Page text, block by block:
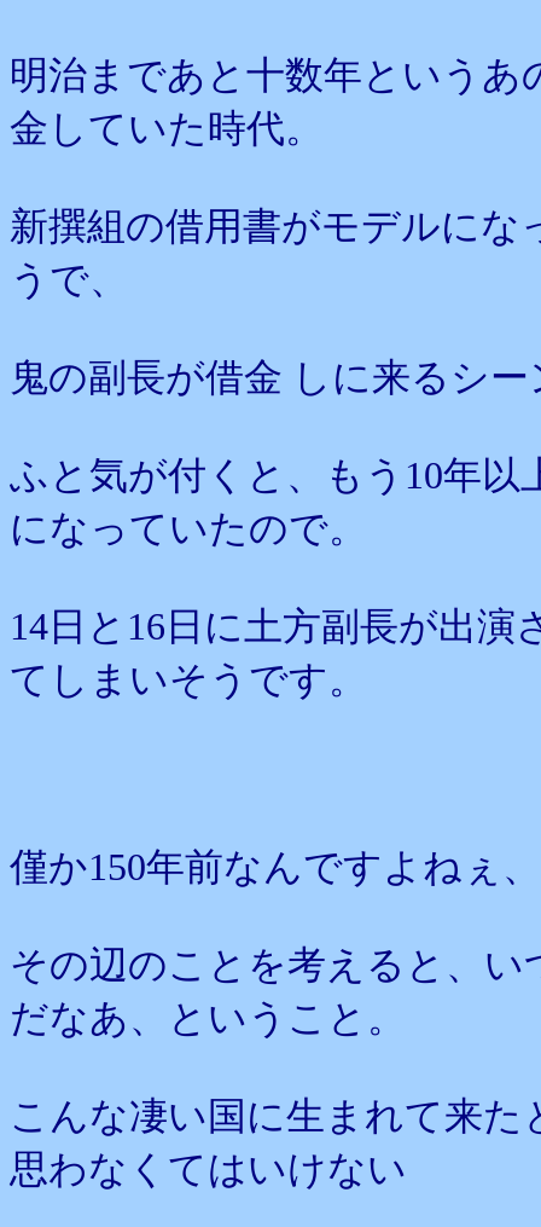
明治まであと十数年という
金していた時代。
新撰組の借用書がモデルに
うで、
鬼の副長が借金 しに来るシ
ふと気が付くと、もう10年以
になっていたので。
14日と16日に土方副長が出
てしまいそうです。
僅か150年前なんですよねぇ
その辺のことを考えると、
だなあ、ということ。
こんな凄い国に生まれて来
思わなくてはいけない